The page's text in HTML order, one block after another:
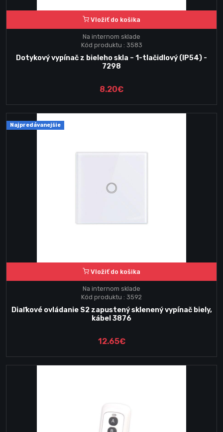
Vložiť do košika
Na internom sklade
Kód produktu : 3583
Dotykový vypínač z bieleho skla – 1-tlačidlový (IP54) -
7298
8.20€
Najpredávanejšie
Vložiť do košika
Na internom sklade
Kód produktu : 3592
Diaľkové ovládanie S2 zapustený sklenený vypínač biely,
kábel 3876
12.65€